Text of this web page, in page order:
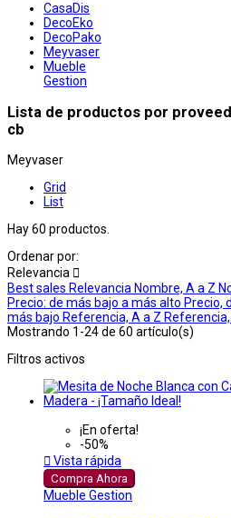
CasaDis
DecoEko
DecoPako
Meyvaser
Mueble
Gestion
Lista de productos por
cb
Meyvaser
Grid
List
Hay 60 productos.
Ordenar por:
Relevancia 
Best sales Relevancia Nombre, A a Z
Precio: de más bajo a más alto Precio,
más bajo Referencia, A a Z
Mostrando 1-24 de 60 artículo(s)
Filtros activos
¡En oferta!
-50%
 Vista rápida
Compra Ahora
Mueble Gestion